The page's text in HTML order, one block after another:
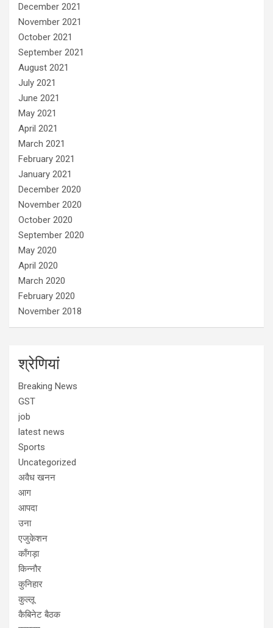
December 2021
November 2021
October 2021
September 2021
August 2021
July 2021
June 2021
May 2021
April 2021
March 2021
February 2021
January 2021
December 2020
November 2020
October 2020
September 2020
May 2020
April 2020
March 2020
February 2020
November 2018
श्रेणियां
Breaking News
GST
job
latest news
Sports
Uncategorized
अवैध खनन
आग
आपदा
उना
एजुकेशन
काँगड़ा
किन्नौर
कुनिहार
कुल्लू
कैबिनेट बैठक